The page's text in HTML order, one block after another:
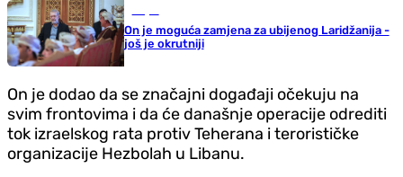
On je moguća zamjena za ubijenog Laridžanija -
još je okrutniji
On je dodao da se značajni događaji očekuju na
svim frontovima i da će današnje operacije odrediti
tok izraelskog rata protiv Teherana i terorističke
organizacije Hezbolah u Libanu.